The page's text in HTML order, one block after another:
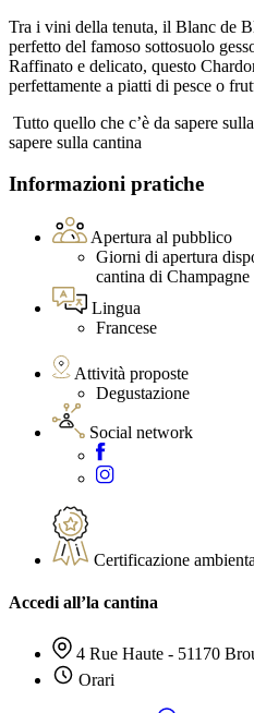
Tra i vini della tenuta, il Blanc de
perfetto del famoso sottosuolo
Raffinato e delicato, questo
perfettamente a piatti di pesce o
Tutto quello che c’è da sapere
sapere sulla cantina
Informazioni pratiche
Apertura al pubblico
Giorni di apertura
cantina di Champagne
Lingua
Francese
Attività proposte
Degustazione
Social network
Certificazione
Accedi all’la cantina
4 Rue Haute - 51170
Orari